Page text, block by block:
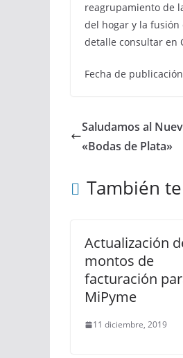
reagrupamiento de
del hogar y la fusión
detalle consultar en
Fecha de
Saludamos al
«Bodas de Plata»
También
Actualización
montos de
facturación
MiPyme
11 diciembre, 2019